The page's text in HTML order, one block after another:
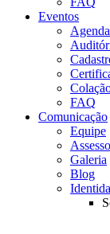
Eventos
FAQ
Comunicação
Equipe
Galeria
Blog